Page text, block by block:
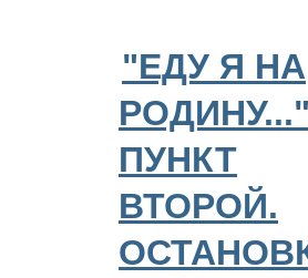
"ЕДУ Я НА
РОДИНУ..."
ПУНКТ
ВТОРОЙ.